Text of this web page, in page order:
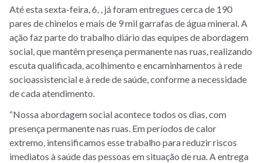
Até esta sexta-feira, 6, , já foram entregues cerca de 190
pares de chinelos e mais de 9 mil garrafas de água mineral. A
ação faz parte do trabalho diário das equipes de abordagem
social, que mantêm presença permanente nas ruas, realizando
escuta qualificada, acolhimento e encaminhamentos à rede
socioassistencial e à rede de saúde, conforme a necessidade
de cada atendimento.
“Nossa abordagem social acontece todos os dias, com
presença permanente nas ruas. Em períodos de calor
extremo, intensificamos esse trabalho para reduzir riscos
imediatos à saúde das pessoas em situação de rua. A entrega